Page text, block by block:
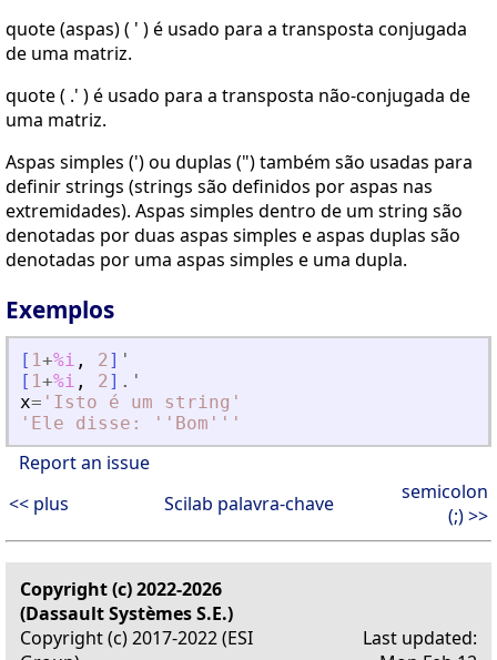
quote (aspas) ( ' ) é usado para a transposta conjugada
de uma matriz.
quote ( .' ) é usado para a transposta não-conjugada de
uma matriz.
Aspas simples (') ou duplas (") também são usadas para
definir strings (strings são definidos por aspas nas
extremidades). Aspas simples dentro de um string são
denotadas por duas aspas simples e aspas duplas são
denotadas por uma aspas simples e uma dupla.
Exemplos
[ 1+%i , 2] '
[ 1+%i , 2] .'
x= ' Isto é um string '
' Ele disse: ''Bom'' '
Report an issue
<< plus
Scilab palavra-chave
semicolon
(;) >>
Copyright (c) 2022-2026
(Dassault Systèmes S.E.)
Copyright (c) 2017-2022 (ESI
Last updated: